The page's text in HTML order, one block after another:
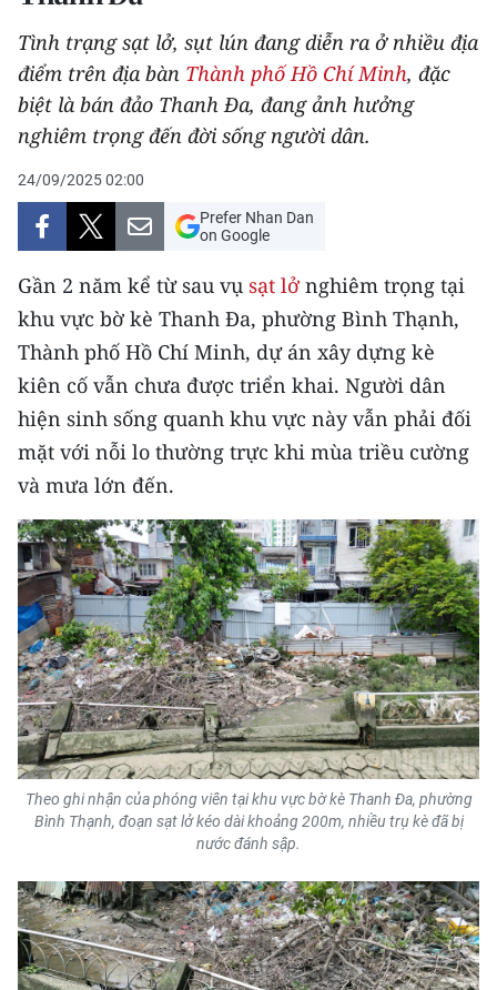
GIÁO DỤC
Y TẾ
KHOA HỌC - CÔNG NGHỆ
MÔI TRƯỜNG
BẠN ĐỌC
KIỂM CHỨNG THÔNG TIN
TRI THỨC CHUYÊN SÂU
54 DÂN TỘC VIỆT NAM
MỘT SẢN PHẨM
RADIO
MEDIA CENTER
E-Magazine
Video
Media Chính trị
Media Văn hóa
Media Xã hội
Tình trạng sạt lở, sụt lún đang diễn ra ở nhiều địa
điểm trên địa bàn Thành phố Hồ Chí Minh, đặc
biệt là bán đảo Thanh Đa, đang ảnh hưởng
nghiêm trọng đến đời sống người dân.
24/09/2025 02:00
Prefer Nhan Dan
on Google
Gần 2 năm kể từ sau vụ sạt lở nghiêm trọng tại
khu vực bờ kè Thanh Đa, phường Bình Thạnh,
Thành phố Hồ Chí Minh, dự án xây dựng kè
kiên cố vẫn chưa được triển khai. Người dân
hiện sinh sống quanh khu vực này vẫn phải đối
mặt với nỗi lo thường trực khi mùa triều cường
và mưa lớn đến.
Theo ghi nhận của phóng viên tại khu vực bờ kè Thanh Đa, phường
Bình Thạnh, đoạn sạt lở kéo dài khoảng 200m, nhiều trụ kè đã bị
nước đánh sập.